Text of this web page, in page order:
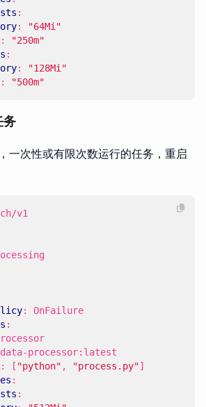
:
:
"64Mi"
:
"250m"
:
:
"128Mi"
: "500m"
务
一次性或有限次数运行的任务，重启
v1
:
OnFailure
:
data-processor:latest
: [ "python" , "process.py"]
:
: